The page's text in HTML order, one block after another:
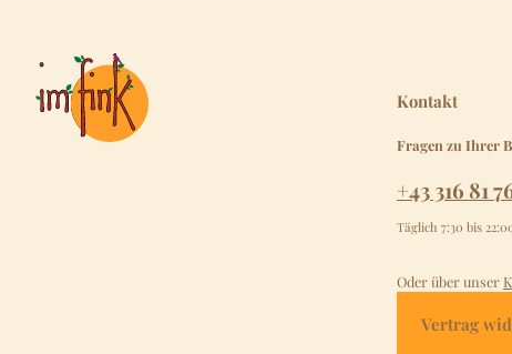
Kontakt
Fragen zu Ihrer
+43 316 81
Täglich 7:30 bis
Oder über unser
Vertrag